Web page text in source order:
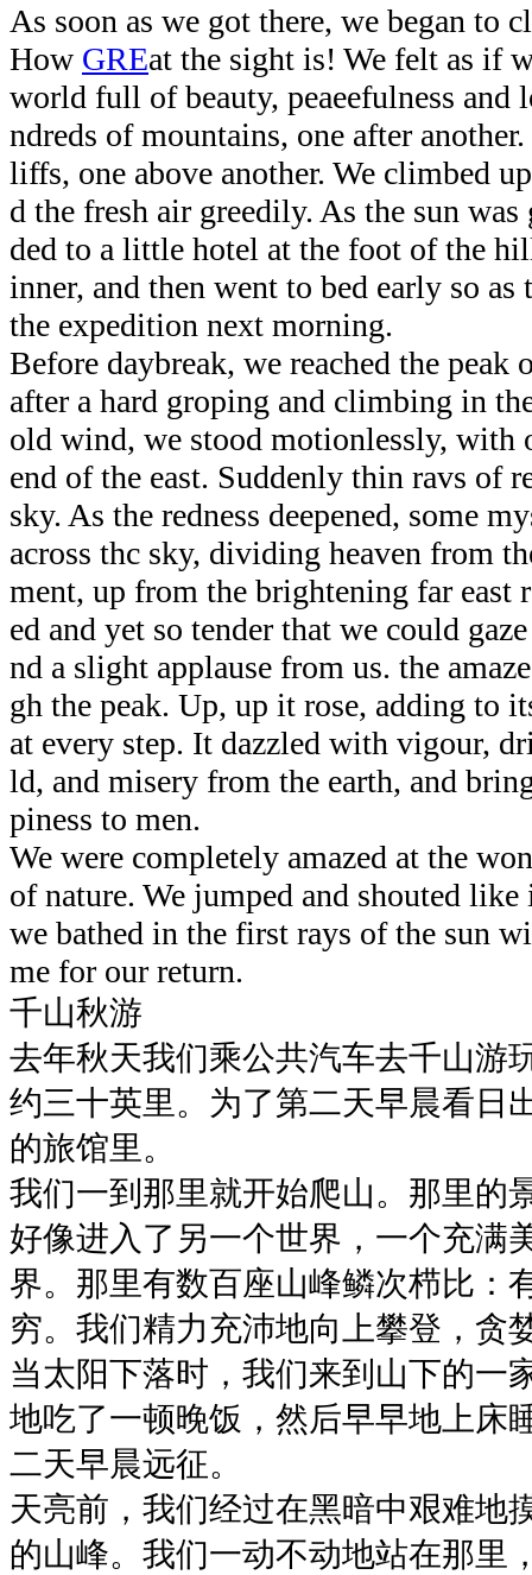
As soon as we got there, we began to
How GREat the sight is! We felt as if
world full of beauty, peaeefulness and
ndreds of mountains, one after
liffs, one above another. We climbed
d the fresh air greedily. As the sun
ded to a little hotel at the foot of the
inner, and then went to bed early so
the expedition next morning.
Before daybreak, we reached the peak
after a hard groping and climbing in
old wind, we stood motionlessly, with
end of the east. Suddenly thin ravs of
sky. As the redness deepened, some
across thc sky, dividing heaven from
ment, up from the brightening far east
ed and yet so tender that we could
nd a slight applause from us. the
gh the peak. Up, up it rose, adding to
at every step. It dazzled with vigour,
ld, and misery from the earth, and
piness to men.
We were completely amazed at the
of nature. We jumped and shouted
we bathed in the first rays of the sun
me for our return.
千山秋游
去年秋天我们乘公共汽车去千山游
约三十英里。为了第二天早晨看日
的旅馆里。
我们一到那里就开始爬山。那里的
好像进入了另一个世界，一个充满
界。那里有数百座山峰鳞次栉比：
穷。我们精力充沛地向上攀登，贪
当太阳下落时，我们来到山下的一
地吃了一顿晚饭，然后早早地上床
二天早晨远征。
天亮前，我们经过在黑暗中艰难地
的山峰。我们一动不动地站在那里